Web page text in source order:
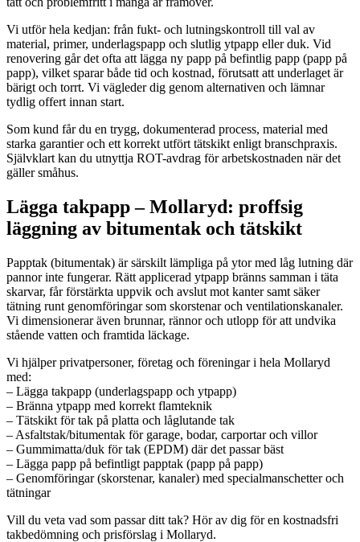
Vi utför hela kedjan: från fukt- och lutningskontroll till val av
material, primer, underlagspapp och slutlig ytpapp eller duk. Vid
renovering går det ofta att lägga ny papp på befintlig papp (papp på
papp), vilket sparar både tid och kostnad, förutsatt att underlaget är
bärigt och torrt. Vi vägleder dig genom alternativen och lämnar
tydlig offert innan start.
Som kund får du en trygg, dokumenterad process, material med
starka garantier och ett korrekt utfört tätskikt enligt branschpraxis.
Självklart kan du utnyttja ROT-avdrag för arbetskostnaden när det
gäller småhus.
Lägga takpapp – Mollaryd: proffsig
läggning av bitumentak och tätskikt
Papptak (bitumentak) är särskilt lämpliga på ytor med låg lutning där
pannor inte fungerar. Rätt applicerad ytpapp bränns samman i täta
skarvar, får förstärkta uppvik och avslut mot kanter samt säker
tätning runt genomföringar som skorstenar och ventilationskanaler.
Vi dimensionerar även brunnar, rännor och utlopp för att undvika
stående vatten och framtida läckage.
Vi hjälper privatpersoner, företag och föreningar i hela Mollaryd
med:
– Lägga takpapp (underlagspapp och ytpapp)
– Bränna ytpapp med korrekt flamteknik
– Tätskikt för tak på platta och låglutande tak
– Asfaltstak/bitumentak för garage, bodar, carportar och villor
– Gummimatta/duk för tak (EPDM) där det passar bäst
– Lägga papp på befintligt papptak (papp på papp)
– Genomföringar (skorstenar, kanaler) med specialmanschetter och
tätningar
Vill du veta vad som passar ditt tak? Hör av dig för en kostnadsfri
takbedömning och prisförslag i Mollaryd.